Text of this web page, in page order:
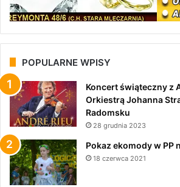
POPULARNE WPISY
Koncert świąteczny z
Orkiestrą Johanna
Radomsku
28 grudnia 2023
Pokaz ekomody w PP
18 czerwca 2021